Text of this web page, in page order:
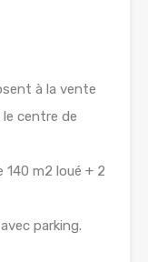
à la vente
centre de
140 m2 loué + 2
parking.